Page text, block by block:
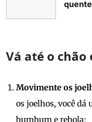
Vá até o chão
Movimente os
os joelhos, você dá
bumbum e rebola;